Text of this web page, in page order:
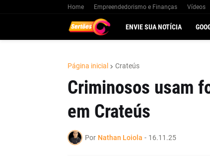
Home Empreendedorismo e Finanças Vídeos
ENVIE SUA NOTÍCIA
Página inicial Crateús
Criminosos usam
em Crateús
Por Nathan Loiola - 16.11.25